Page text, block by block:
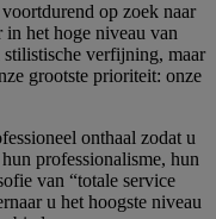
op zoek naar
het hoge niveau van
verfijning, maar
grootste prioriteit: onze
onthaal zodat u
professionalisme, hun
van “totale service
u het hoogste niveau